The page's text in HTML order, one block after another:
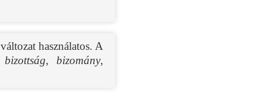
változat használatos. A
bizottság,bizomány,